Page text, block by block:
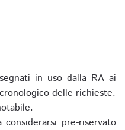
in uso dalla RA ai
delle richieste.
pre-riservato